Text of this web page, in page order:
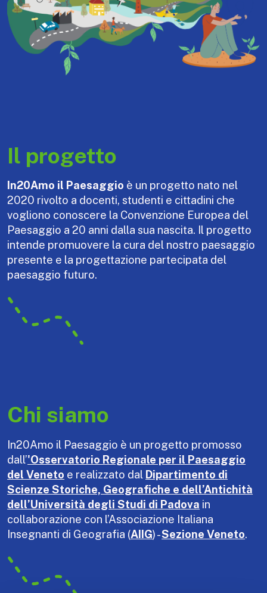
Il progetto
In20Amo il Paesaggio è un progetto nato nel
2020 rivolto a docenti, studenti e cittadini che
vogliono conoscere la Convenzione Europea del
Paesaggio a 20 anni dalla sua nascita. Il progetto
intende promuovere la cura del nostro paesaggio
presente e la progettazione partecipata del
paesaggio futuro.
Chi siamo
In20Amo il Paesaggio è un progetto promosso
dall’'Osservatorio Regionale per il Paesaggio
del Veneto e realizzato dal Dipartimento di
Scienze Storiche, Geografiche e dell’Antichità
dell’Università degli Studi di Padova in
collaborazione con l’Associazione Italiana
Insegnanti di Geografia (AIIG) -Sezione Veneto.